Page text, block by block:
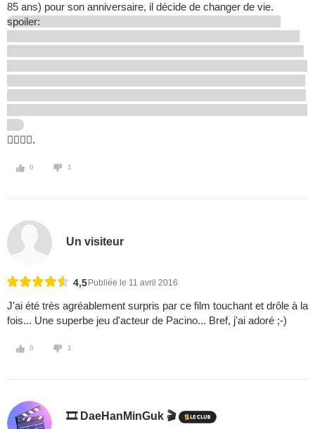
85 ans) pour son anniversaire, il décide de changer de vie.
spoiler:
.
0 1
Un visiteur
4,5 Publiée le 11 avril 2016
J'ai été très agréablement surpris par ce film touchant et drôle à la
fois... Une superbe jeu d'acteur de Pacino... Bref, j'ai adoré ;-)
0 1
🎞️ DaeHanMinGuk 🎬